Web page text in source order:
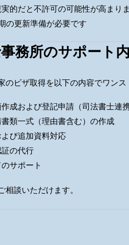
的だと不許可の可能性が高まり
の更新準備が必要です
務所のサポート
のビザ取得を以下の内容でワンス
成および登記申請（司法書士連携
類一式（理由書含む）の作成
び追加資料対応
の代行
サポート
談いただけます。